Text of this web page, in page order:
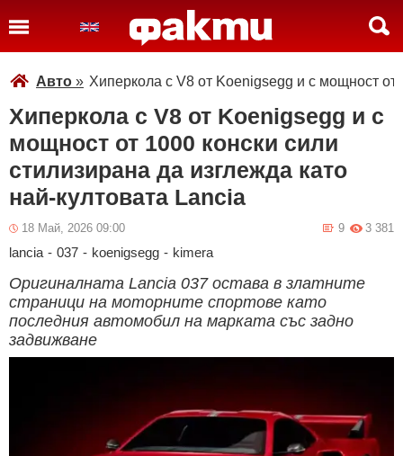
Авто » Хиперкола с V8 от Koenigsegg и с мощност от
Хиперкола с V8 от Koenigsegg и с
мощност от 1000 конски сили
стилизирана да изглежда като
най-култовата Lancia
18 Май, 2026 09:00 3 381
9
lancia - 037 - koenigsegg - kimera
Оригиналната Lancia 037 остава в златните
страници на моторните спортове като
последния автомобил на марката със задно
задвижване